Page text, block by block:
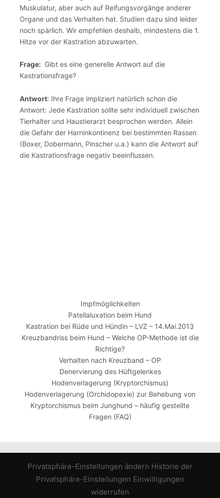
Muskulatur, aber auch auf Reifungsvorgänge anderer
Organe und das Verhalten hat. Studien dazu sind leider
noch spärlich. Wir empfehlen deshalb, mindestens die 1.
Hitze vor der Kastration abzuwarten.
Frage: Gibt es eine generelle Antwort auf die
Kastrationsfrage?
Antwort: Ihre Frage impliziert natürlich schon die
Antwort: Jede Kastration sollte sehr individuell zwischen
Tierhalter und Haustierarzt besprochen werden. Allein
die Gefahr der Harninkontinenz bei bestimmten Rassen
(Boxer, Dobermann, Pinscher u.a.) kann die Antwort auf
die Kastrationsfrage negativ beeinflussen.
Impfmöglichkeiten
Patellaluxation beim Hund
Kastration bei Rüde und Hündin – LVZ – 14.Mai.2013
Kreuzbandriss beim Hund – Welche OP-Methode ist die
Richtige?
Verhalten nach Kreuzband – OP
Denervierung des Hüftgelenkes
Hodenverlagerung (Kryptorchismus)
Hodenverlagerung (Orchidopexie) zur Behebung von
Kryptorchismus beim Junghund – häufig gestellte
Fragen (FAQ)
Privatsphäre-Einstellungen ändern Historie der
Privatsphäre-Einstellungen Einwilligungen
widerrufen